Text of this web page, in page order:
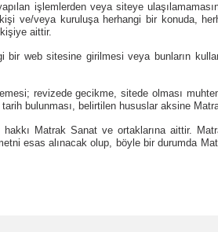
işlemlerden veya siteye
ve/veya kuruluşa herhangi bir konuda,
aittir.
web sitesine girilmesi veya bunların
revizede gecikme, sitede olması
bulunması, belirtilen hususlar aksine
Matrak Sanat ve ortaklarına aittir.
esas alınacak olup, böyle bir durumda